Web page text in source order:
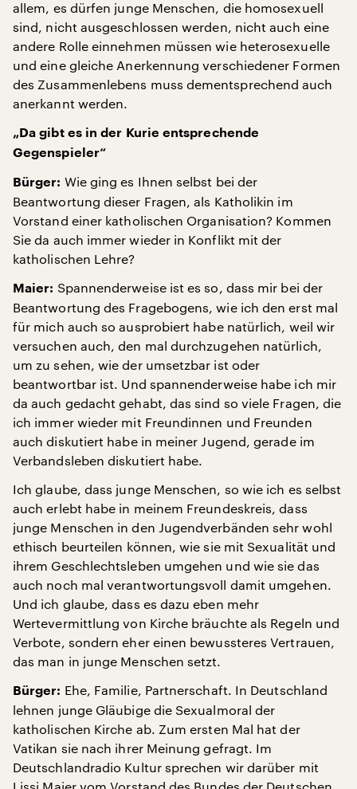
allem, es dürfen junge Menschen, die homosexuell
sind, nicht ausgeschlossen werden, nicht auch eine
andere Rolle einnehmen müssen wie heterosexuelle
und eine gleiche Anerkennung verschiedener Formen
des Zusammenlebens muss dementsprechend auch
anerkannt werden.
„Da gibt es in der Kurie entsprechende
Gegenspieler“
Bürger: Wie ging es Ihnen selbst bei der
Beantwortung dieser Fragen, als Katholikin im
Vorstand einer katholischen Organisation? Kommen
Sie da auch immer wieder in Konflikt mit der
katholischen Lehre?
Maier: Spannenderweise ist es so, dass mir bei der
Beantwortung des Fragebogens, wie ich den erst mal
für mich auch so ausprobiert habe natürlich, weil wir
versuchen auch, den mal durchzugehen natürlich,
um zu sehen, wie der umsetzbar ist oder
beantwortbar ist. Und spannenderweise habe ich mir
da auch gedacht gehabt, das sind so viele Fragen, die
ich immer wieder mit Freundinnen und Freunden
auch diskutiert habe in meiner Jugend, gerade im
Verbandsleben diskutiert habe.
Ich glaube, dass junge Menschen, so wie ich es selbst
auch erlebt habe in meinem Freundeskreis, dass
junge Menschen in den Jugendverbänden sehr wohl
ethisch beurteilen können, wie sie mit Sexualität und
ihrem Geschlechtsleben umgehen und wie sie das
auch noch mal verantwortungsvoll damit umgehen.
Und ich glaube, dass es dazu eben mehr
Wertevermittlung von Kirche bräuchte als Regeln und
Verbote, sondern eher einen bewussteres Vertrauen,
das man in junge Menschen setzt.
Bürger: Ehe, Familie, Partnerschaft. In Deutschland
lehnen junge Gläubige die Sexualmoral der
katholischen Kirche ab. Zum ersten Mal hat der
Vatikan sie nach ihrer Meinung gefragt. Im
Deutschlandradio Kultur sprechen wir darüber mit